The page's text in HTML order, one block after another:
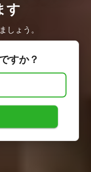
す
しょう。
すか？